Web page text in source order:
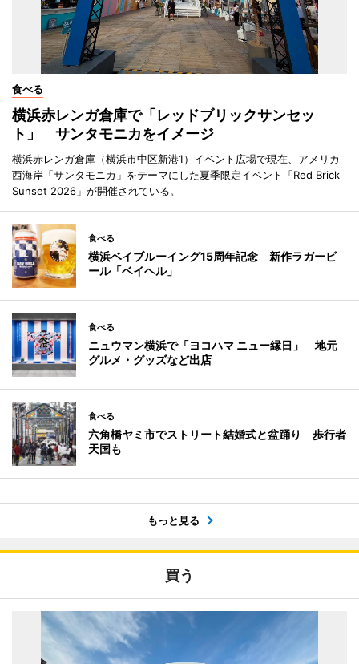
食べる
横浜赤レンガ倉庫で「レッドブリックサンセッ
ト」 サンタモニカをイメージ
横浜赤レンガ倉庫（横浜市中区新港1）イベント広場で現在、アメリカ
西海岸「サンタモニカ」をテーマにした夏季限定イベント「Red Brick
Sunset 2026」が開催されている。
食べる
横浜ベイブルーイング15周年記念 新作ラガービ
ール「ベイヘル」
食べる
ニュウマン横浜で「ヨコハマ ニュー縁日」 地元
グルメ・グッズなど出店
食べる
六角橋ヤミ市でストリート結婚式と盆踊り 歩行者
天国も
もっと見る
買う